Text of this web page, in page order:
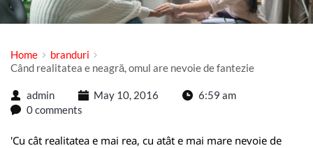
Home
branduri
Când realitatea e neagră, omul are nevoie de fantezie
admin May 10, 2016
6:59 am
0 comments
'Cu cât realitatea e mai rea, cu atât e mai mare nevoie de